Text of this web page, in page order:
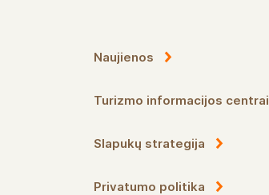
Naujienos
Turizmo informacijos centrai
Slapukų strategija
Privatumo politika